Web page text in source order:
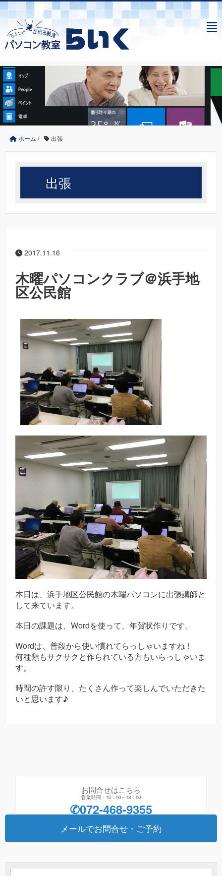
ホーム / 出張
出張
2017.11.16
木曜パソコンクラブ＠浜手地
区公民館
本日は、浜手地区公民館の木曜パソコンに出張講師と
して来ています。
本日の課題は、Wordを使って、年賀状作りです。
Wordは、普段から使い慣れてらっしゃいますね！
何種類もサクサクと作られている方もいらっしゃいま
す。
時間の許す限り、たくさん作って楽しんでいただきた
いと思います♪
お問合せはこちら
営業時間：10：00～18：00
✆072-468-9355
メールでお問合せ・ご予約